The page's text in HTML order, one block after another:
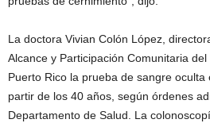
La doctora Vivian Colón López,
Alcance y Participación Comunitaria
Puerto Rico la prueba de sangre
partir de los 40 años, según órdenes
Departamento de Salud. La